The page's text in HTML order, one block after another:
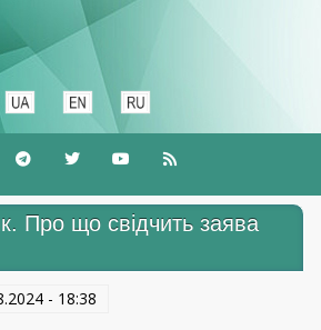
Про що свідчить заява
- 18:38